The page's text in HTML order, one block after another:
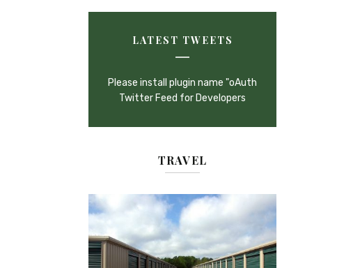
LATEST TWEETS
Please install plugin name "oAuth
Twitter Feed for Developers
TRAVEL